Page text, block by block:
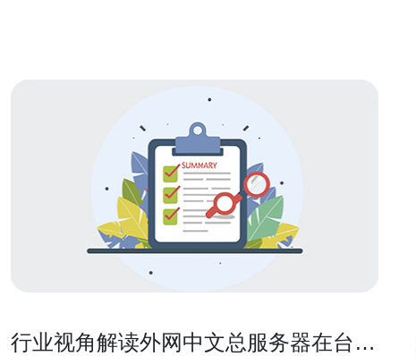
行业视角解读外网中文总服务器在台湾